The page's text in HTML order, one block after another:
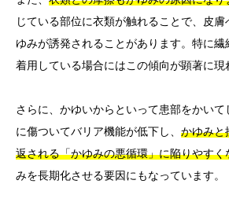
じている部位に衣類が触れることで、皮
ゆみが誘発されることがあります。特に
着用している場合にはこの傾向が顕著に現
さらに、かゆいからといって患部をかいて
に傷ついてバリア機能が低下し、 かゆみと
返される「かゆみの悪循環」に陥りやすく
みを長期化させる要因にもなっています。